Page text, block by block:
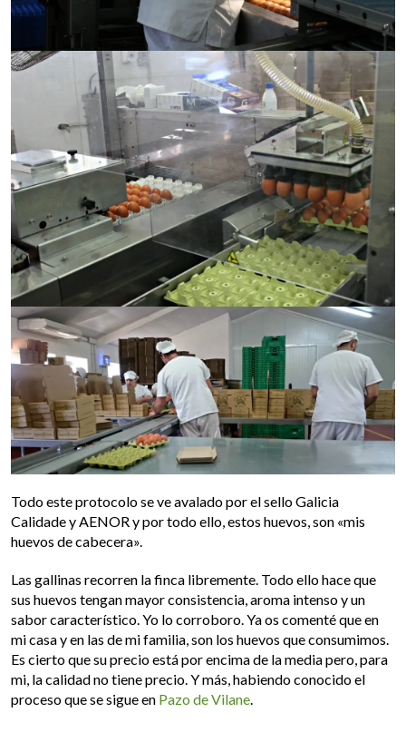
Todo este protocolo se ve avalado por el sello Galicia
Calidade y AENOR y por todo ello, estos huevos, son «mis
huevos de cabecera».
Las gallinas recorren la finca libremente. Todo ello hace que
sus huevos tengan mayor consistencia, aroma intenso y un
sabor característico. Yo lo corroboro. Ya os comenté que en
mi casa y en las de mi familia, son los huevos que consumimos.
Es cierto que su precio está por encima de la media pero, para
mi, la calidad no tiene precio. Y más, habiendo conocido el
proceso que se sigue en Pazo de Vilane.